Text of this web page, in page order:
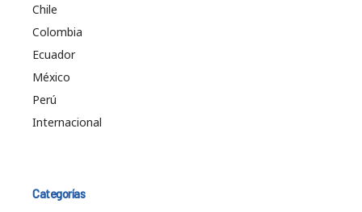
Chile
Colombia
Ecuador
México
Perú
Internacional
Categorías